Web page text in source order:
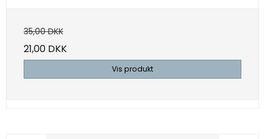
35,00 DKK
21,00 DKK
Vis produkt